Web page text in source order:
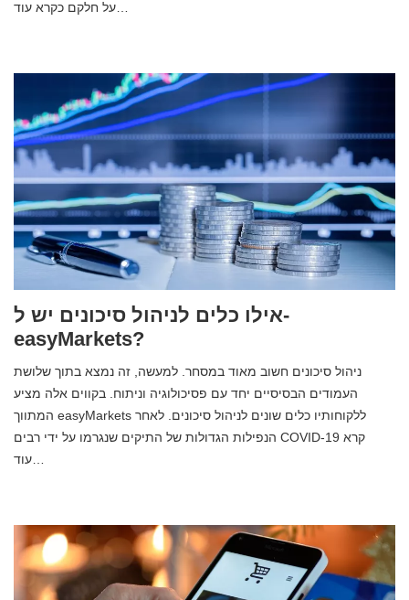
אילו כלים לניהול סיכונים יש ל-
easyMarkets?
ניהול סיכונים חשוב מאוד במסחר. למעשה, זה נמצא בתוך שלושת
העמודים הבסיסיים יחד עם פסיכולוגיה וניתוח. בקווים אלה מציע
המתווך easyMarkets ללקוחותיו כלים שונים לניהול סיכונים. לאחר
הנפילות הגדולות של התיקים שנגרמו על ידי רבים COVID-19 קרא